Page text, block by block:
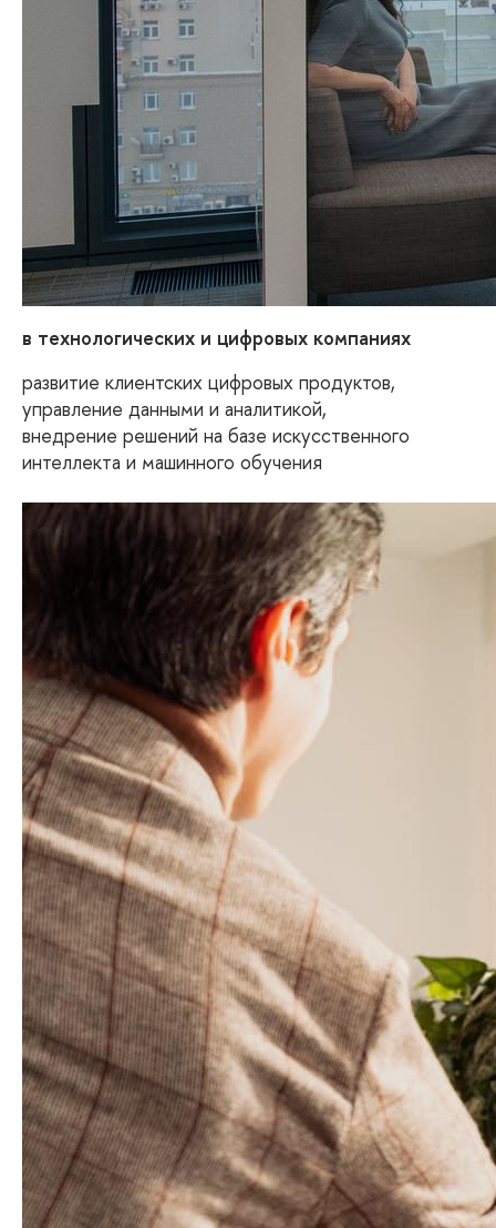
в технологических и цифровых компаниях
развитие клиентских цифровых продуктов,
управление данными и аналитикой,
внедрение решений на базе искусственного
интеллекта и машинного обучения